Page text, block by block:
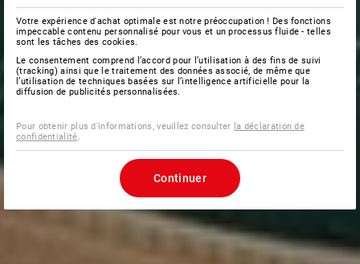
Votre expérience d'achat optimale est notre préoccupation ! Des fonctions
impeccable contenu personnalisé pour vous et un processus fluide - telles
sont les tâches des cookies.
Le consentement comprend l’accord pour l’utilisation à des fins de suivi
(tracking) ainsi que le traitement des données associé, de même que
l’utilisation de techniques basées sur l’intelligence artificielle pour la
diffusion de publicités personnalisées.
Pour obtenir plus d'informations, veuillez consulter la déclaration de
confidentialité
Continuer